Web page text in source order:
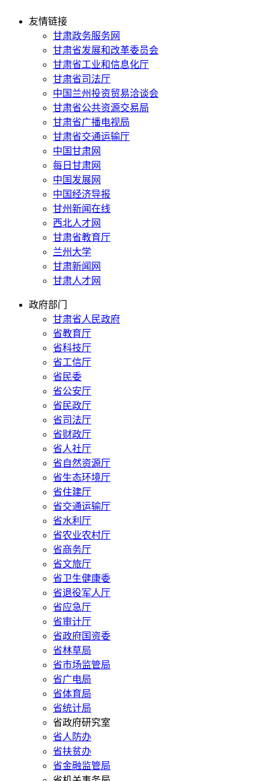
友情链接
甘肃政务服务网
甘肃省发展和改革委员会
甘肃省工业和信息化厅
甘肃省司法厅
中国兰州投资贸易洽谈会
甘肃省公共资源交易局
甘肃省广播电视局
甘肃省交通运输厅
中国甘肃网
每日甘肃网
中国发展网
中国经济导报
甘州新闻在线
西北人才网
甘肃省教育厅
兰州大学
甘肃新闻网
甘肃人才网
政府部门
甘肃省人民政府
省教育厅
省科技厅
省工信厅
省民委
省公安厅
省民政厅
省司法厅
省财政厅
省人社厅
省自然资源厅
省生态环境厅
省住建厅
省交通运输厅
省水利厅
省农业农村厅
省商务厅
省文旅厅
省卫生健康委
省退役军人厅
省应急厅
省审计厅
省政府国资委
省林草局
省市场监管局
省广电局
省体育局
省统计局
省政府研究室
省人防办
省扶贫办
省金融监管局